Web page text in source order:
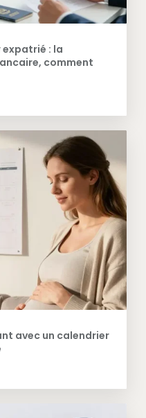
: la
comment
avec un calendrier